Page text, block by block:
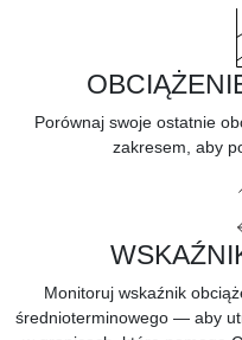
Porównaj swoje ostatnie
zakresem, aby
Monitoruj wskaźnik
średnioterminowego — aby